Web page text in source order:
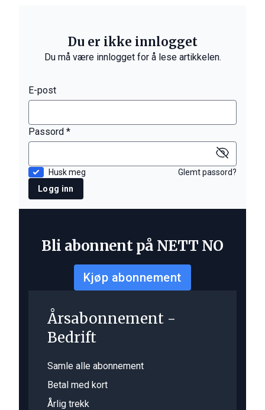
Du er ikke innlogget
Du må være innlogget for å lese artikkelen.
E-post
Passord *
Husk meg
Glemt passord?
Logg inn
Bli abonnent på NETT NO
Kjøp abonnement
Årsabonnement -
Bedrift
Samle alle abonnement
Betal med kort
Årlig trekk